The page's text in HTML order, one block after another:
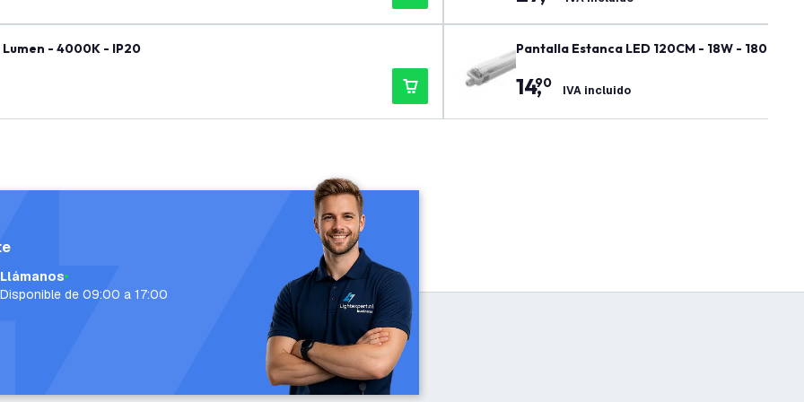
Lumen - 4000K - IP20 Pantalla Estanca LED 120CM - 18W - 1800
14,
90 IVA incluido
Llámanos
Disponible de 09:00 a 17:00